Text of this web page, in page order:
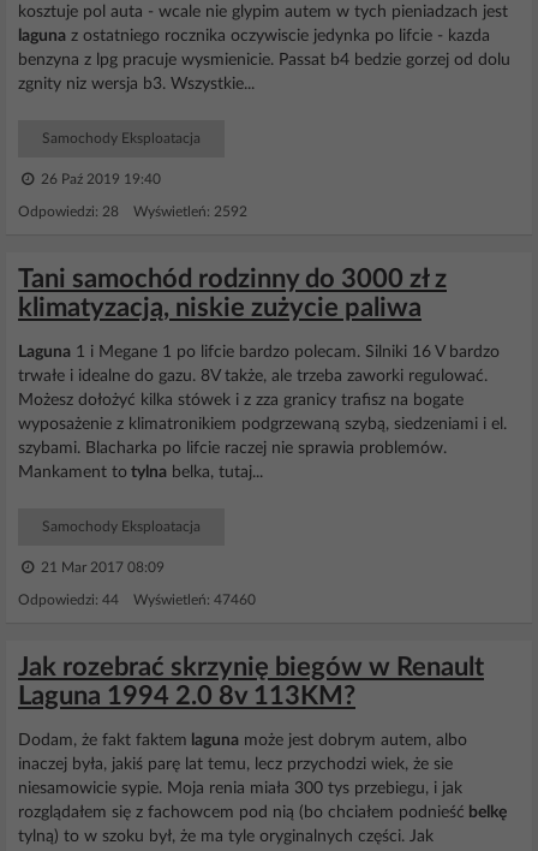
kosztuje pol auta - wcale nie glypim autem w tych pieniadzach jest
laguna z ostatniego rocznika oczywiscie jedynka po lifcie - kazda
benzyna z lpg pracuje wysmienicie. Passat b4 bedzie gorzej od dolu
zgnity niz wersja b3. Wszystkie...
Samochody Eksploatacja
26 Paź 2019 19:40
Odpowiedzi: 28 Wyświetleń: 2592
Tani samochód rodzinny do 3000 zł z
klimatyzacją, niskie zużycie paliwa
Laguna 1 i Megane 1 po lifcie bardzo polecam. Silniki 16 V bardzo
trwałe i idealne do gazu. 8V także, ale trzeba zaworki regulować.
Możesz dołożyć kilka stówek i z zza granicy trafisz na bogate
wyposażenie z klimatronikiem podgrzewaną szybą, siedzeniami i el.
szybami. Blacharka po lifcie raczej nie sprawia problemów.
Mankament to tylna belka, tutaj...
Samochody Eksploatacja
21 Mar 2017 08:09
Odpowiedzi: 44 Wyświetleń: 47460
Jak rozebrać skrzynię biegów w Renault
Laguna 1994 2.0 8v 113KM?
Dodam, że fakt faktem laguna może jest dobrym autem, albo
inaczej była, jakiś parę lat temu, lecz przychodzi wiek, że sie
niesamowicie sypie. Moja renia miała 300 tys przebiegu, i jak
rozglądałem się z fachowcem pod nią (bo chciałem podnieść belkę
tylną) to w szoku był, że ma tyle oryginalnych części. Jak